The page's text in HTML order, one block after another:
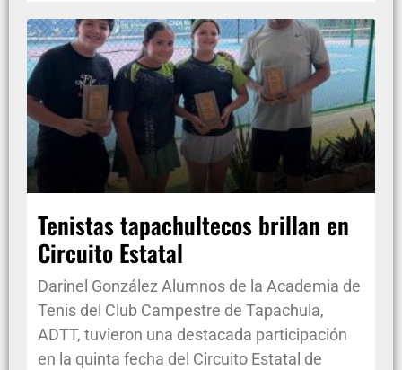
Tenistas tapachultecos brillan en
Circuito Estatal
Darinel González Alumnos de la Academia de
Tenis del Club Campestre de Tapachula,
ADTT, tuvieron una destacada participación
en la quinta fecha del Circuito Estatal de